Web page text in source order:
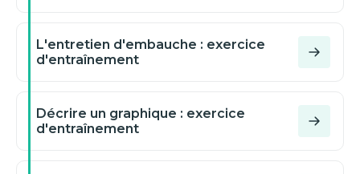
L'entretien d'embauche : exercice
d'entraînement
Décrire un graphique : exercice
d'entraînement